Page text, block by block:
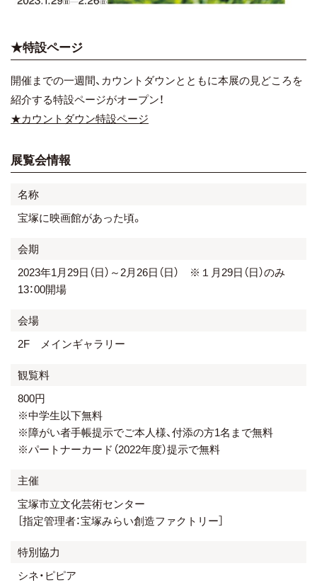
★特設ページ
開催までの一週間、カウントダウンとともに本展の見どころを
紹介する特設ページがオープン！
★カウントダウン特設ページ
展覧会情報
名称
宝塚に映画館があった頃。
会期
2023年1月29日（日）～2月26日（日） ※１月29日（日）のみ
13：00開場
会場
2F メインギャラリー
観覧料
800円
※中学生以下無料
※障がい者手帳提示でご本人様、付添の方1名まで無料
※パートナーカード（2022年度）提示で無料
主催
宝塚市立文化芸術センター
［指定管理者：宝塚みらい創造ファクトリー］
特別協力
シネ・ピピア